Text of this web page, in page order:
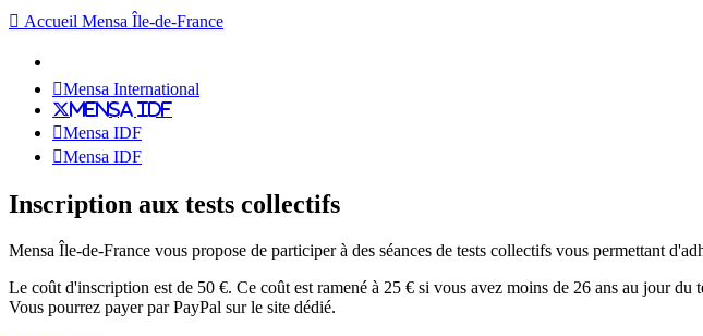
Accueil Mensa Île-de-France
Mensa International
Mensa IDF
Mensa IDF
Mensa IDF
Inscription aux tests collectifs
Mensa Île-de-France vous propose de participer à des séances de tests collectifs vous permettant
Le coût d'inscription est de 50 €. Ce coût est ramené à 25 € si vous avez moins de 26 ans au jour
Vous pourrez payer par PayPal sur le site dédié.